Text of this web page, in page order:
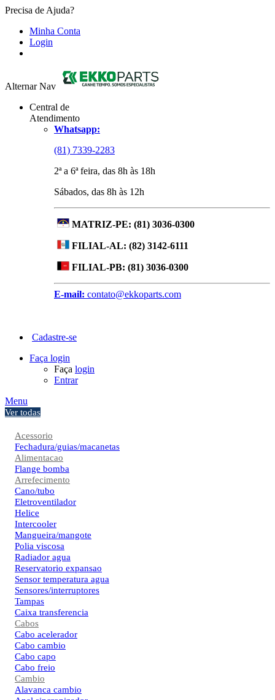
Precisa de Ajuda?
Minha Conta
Login
Alternar Nav
Central de
Atendimento
Whatsapp:
(81) 7339-2283
2ª a 6ª feira, das 8h às 18h
Sábados, das 8h às 12h
MATRIZ-PE: (81) 3036-0300
FILIAL-AL: (82) 3142-6111
FILIAL-PB: (81) 3036-0300
E-mail: contato@ekkoparts.com
Cadastre-se
Faça login
Faça login
Entrar
Menu
Ver todas
Acessorio
Fechadura/guias/macanetas
Alimentacao
Flange bomba
Arrefecimento
Cano/tubo
Eletroventilador
Helice
Intercooler
Mangueira/mangote
Polia viscosa
Radiador agua
Reservatorio expansao
Sensor temperatura agua
Sensores/interruptores
Tampas
Caixa transferencia
Cabos
Cabo acelerador
Cabo cambio
Cabo capo
Cabo freio
Cambio
Alavanca cambio